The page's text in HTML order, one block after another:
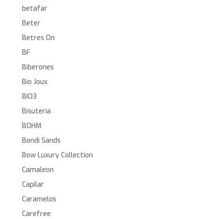
betafar
Beter
Betres On
BF
Biberones
Bio Joux
BIO3
Bisuteria
BOHM
Bondi Sands
Bow Luxury Collection
Camaleon
Capilar
Caramelos
Carefree